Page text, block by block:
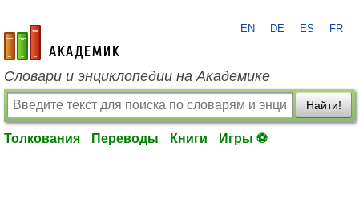
academic.ru
EN DE ES FR
Словари и энциклопедии на Академике
Найти!
Толкования Переводы Книги Игры ⚽